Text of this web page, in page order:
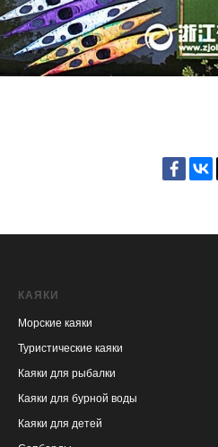
КАЯКИ
Морские каяки
Туристические каяки
Каяки для рыбалки
Каяки для бурной воды
Каяки для детей